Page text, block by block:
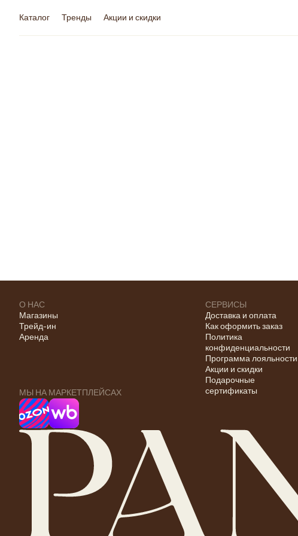
Каталог Тренды Акции и скидки
О НАС
Магазины
Трейд-ин
Аренда
МЫ НА МАРКЕТПЛЕЙСАХ
СЕРВИСЫ
Доставка и оплата
Как оформить заказ
Политика
конфиденциальности
Программа лояльности
Акции и скидки
Подарочные
сертификаты